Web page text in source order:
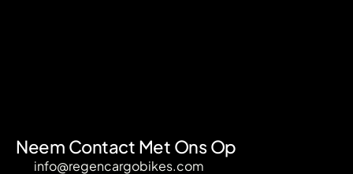
Neem Contact Met Ons Op
info@regencargobikes.com